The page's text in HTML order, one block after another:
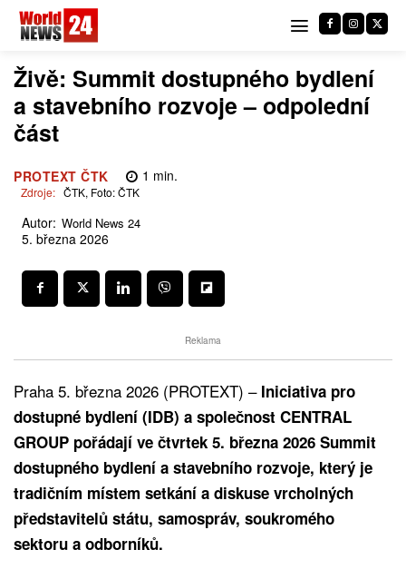
Živě: Summit dostupného bydlení
a stavebního rozvoje – odpolední
část
PROTEXT ČTK 1 min.
Zdroje: ČTK, Foto: ČTK
Autor: World News 24
5. března 2026
Reklama
Praha 5. března 2026 (PROTEXT) – Iniciativa pro
dostupné bydlení (IDB) a společnost CENTRAL
GROUP pořádají ve čtvrtek 5. března 2026 Summit
dostupného bydlení a stavebního rozvoje, který je
tradičním místem setkání a diskuse vrcholných
představitelů státu, samospráv, soukromého
sektoru a odborníků.